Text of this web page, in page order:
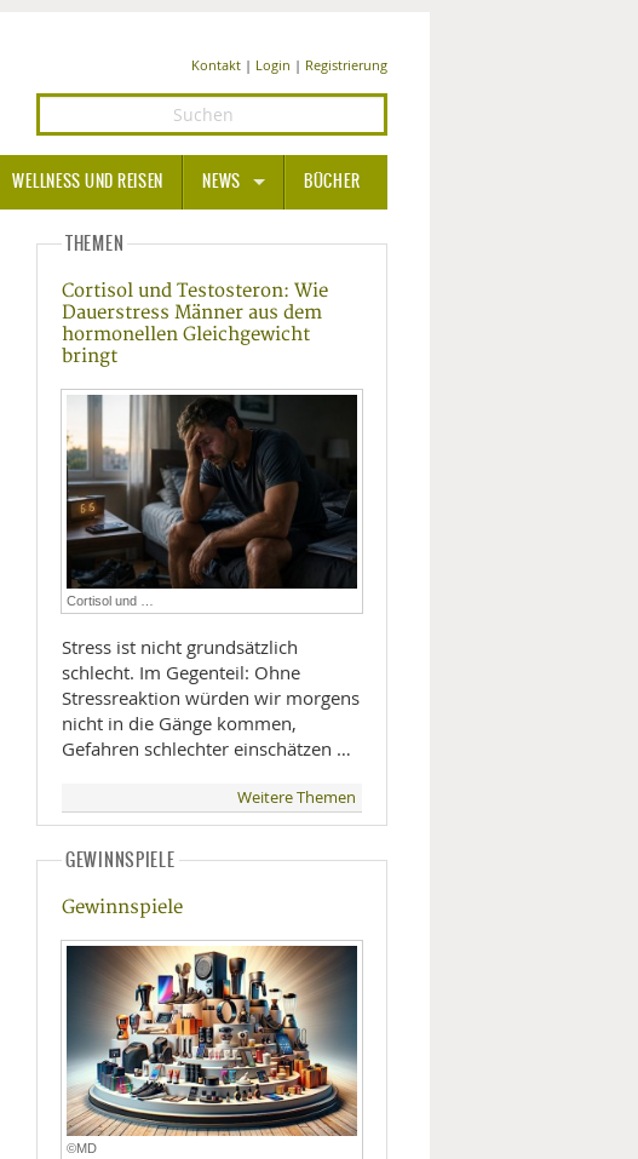
Kontakt| Login | Registrierung
WELLNESS UND REISEN NEWS
MEDIZIN UND PHARMA
ERNÄHRUNG
BEAUTY UND PFLEGE
SPORT UND FITNESS
WELLNESS UND REISEN
LIFESTYLE
BÜCHER
THEMEN
Cortisol und Testosteron: Wie
Dauerstress Männer aus dem
hormonellen Gleichgewicht
bringt
Cortisol und …
Stress ist nicht grundsätzlich
schlecht. Im Gegenteil: Ohne
Stressreaktion würden wir morgens
nicht in die Gänge kommen,
Gefahren schlechter einschätzen …
Weitere Themen
GEWINNSPIELE
Gewinnspiele
©MD